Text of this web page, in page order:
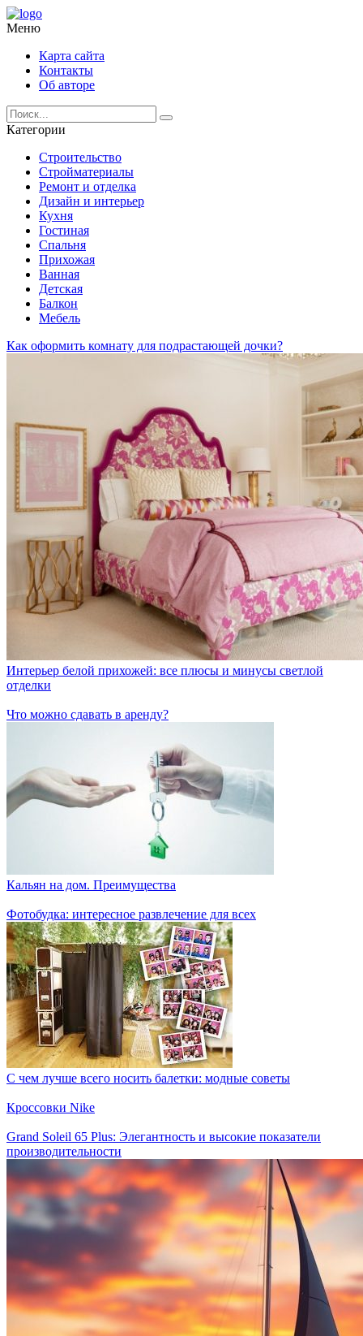
Меню
Карта сайта
Контакты
Об авторе
Категории
Строительство
Стройматериалы
Ремонт и отделка
Дизайн и интерьер
Кухня
Гостиная
Спальня
Прихожая
Ванная
Детская
Балкон
Мебель
Как оформить комнату для подрастающей дочки?
Интерьер белой прихожей: все плюсы и минусы светлой
отделки
Что можно сдавать в аренду?
Кальян на дом. Преимущества
Фотобудка: интересное развлечение для всех
С чем лучше всего носить балетки: модные советы
Кроссовки Nike
Grand Soleil 65 Plus: Элегантность и высокие показатели
производительности